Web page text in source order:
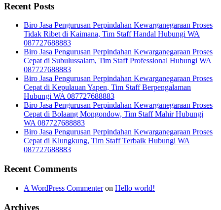
Recent Posts
Biro Jasa Pengurusan Perpindahan Kewarganegaraan Proses
Tidak Ribet di Kaimana, Tim Staff Handal Hubungi WA
087727688883
Biro Jasa Pengurusan Perpindahan Kewarganegaraan Proses
Cepat di Subulussalam, Tim Staff Professional Hubungi WA
087727688883
Biro Jasa Pengurusan Perpindahan Kewarganegaraan Proses
Cepat di Kepulauan Yapen, Tim Staff Berpengalaman
Hubungi WA 087727688883
Biro Jasa Pengurusan Perpindahan Kewarganegaraan Proses
Cepat di Bolaang Mongondow, Tim Staff Mahir Hubungi
WA 087727688883
Biro Jasa Pengurusan Perpindahan Kewarganegaraan Proses
Cepat di Klungkung, Tim Staff Terbaik Hubungi WA
087727688883
Recent Comments
A WordPress Commenteron Hello world!
Archives